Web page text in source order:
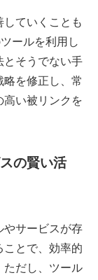
ていくことも
ールを利用し
とそうでない手
を修正し、常
高い被リンクを
の賢い活
やサービスが存
ことで、効率的
ただし、ツール